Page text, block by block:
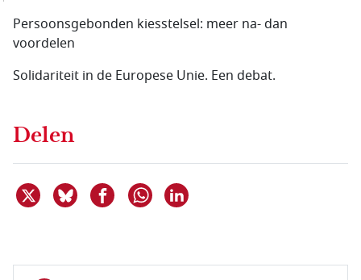
Persoonsgebonden kiesstelsel: meer na- dan
voordelen
Solidariteit in de Europese Unie. Een debat.
Delen
Deel dit item op X
Deel dit item op Bluesky
Deel dit item op Facebook
Delen via WhatsApp